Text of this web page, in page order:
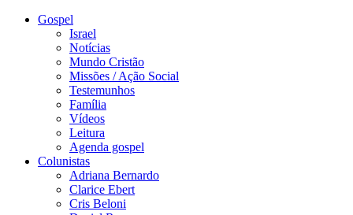
Gospel
Israel
Notícias
Mundo Cristão
Missões / Ação Social
Testemunhos
Família
Vídeos
Leitura
Agenda gospel
Colunistas
Adriana Bernardo
Clarice Ebert
Cris Beloni